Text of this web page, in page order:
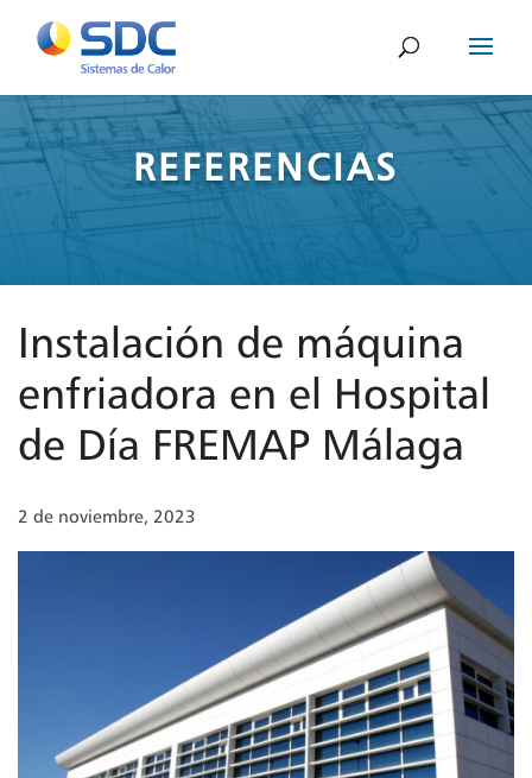
REFERENCIAS
Instalación de máquina
enfriadora en el Hospital
de Día FREMAP Málaga
2 de noviembre, 2023